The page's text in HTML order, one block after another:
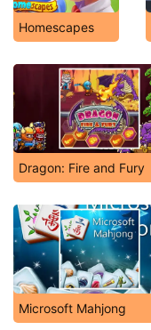
Homescapes
Dragon: Fire and Fury
Microsoft Mahjong